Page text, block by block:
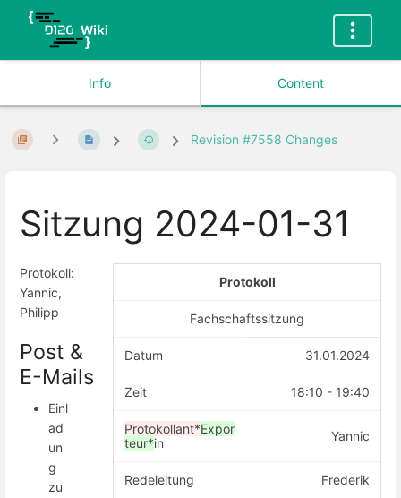
Info Content
Revision #7558 Changes
Sitzung 2024-01-31
Protokoll
Fachschaftssitzung
Datum 31.01.2024
Zeit 18:10 - 19:40
Protokollant*Expor
teur*in Yannic
Redeleitung Frederik
Protokoll:
Yannic,
Philipp
Post &
E-Mails
Einl
ad
un
g
zu